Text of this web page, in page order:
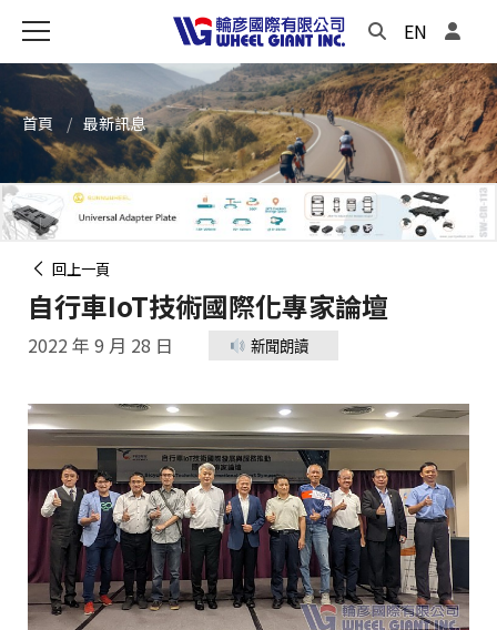
EN
首頁 最新訊息
回上一頁
自行車IoT技術國際化專家論壇
2022 年 9 月 28 日 新聞朗讀